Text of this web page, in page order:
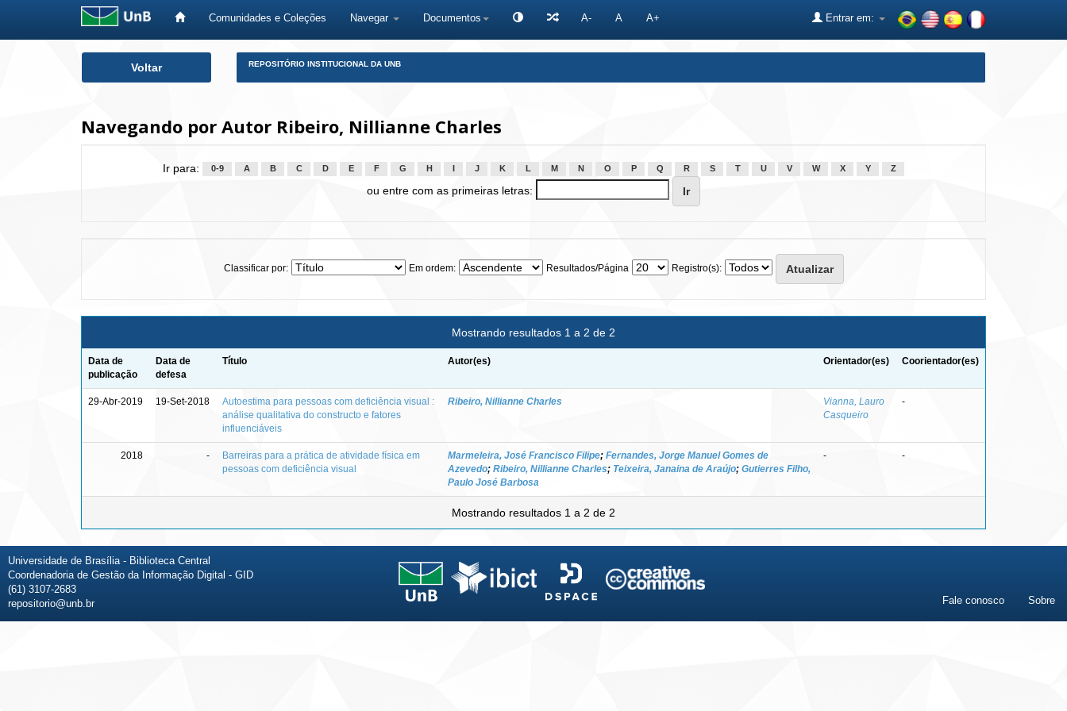
Comunidades e Coleções Navegar Documentos A- A A+ Entrar em:
Voltar REPOSITÓRIO INSTITUCIONAL DA UNB
Navegando por Autor Ribeiro, Nillianne Charles
Ir para: 0-9 A B C D E F G H J K L M N O P Q R S T U V W X Y Z
ou entre com as primeiras letras:
Classificar por: Em ordem: Resultados/Página Registro(s):
Mostrando resultados 1 a 2 de 2
Data de
publicação
Data de
defesa
Título Autor(es) Orientador(es) Coorientador(es)
29-Abr-2019 19-Set-2018
Autoestima para pessoas com deficiência visual :
análise qualitativa do constructo e fatores
influenciáveis
Ribeiro, Nillianne Charles
Vianna, Lauro
Casqueiro
-
2018 -
Barreiras para a prática de atividade física em
pessoas com deficiência visual
Marmeleira, José Francisco Filipe; Fernandes, Jorge Manuel Gomes de
Azevedo; Ribeiro, Nillianne Charles; Teixeira, Janaina de Araújo; Gutierres Filho,
Paulo José Barbosa
- -
Mostrando resultados 1 a 2 de 2
Universidade de Brasília - Biblioteca Central
Coordenadoria de Gestão da Informação Digital - GID
(61) 3107-2683
repositorio@unb.br
Fale conosco Sobre